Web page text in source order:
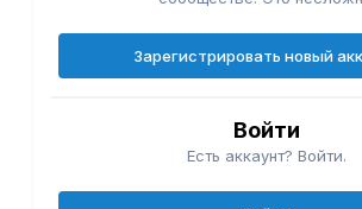
Зарегистрировать новый
Войти
Есть аккаунт? Войти.